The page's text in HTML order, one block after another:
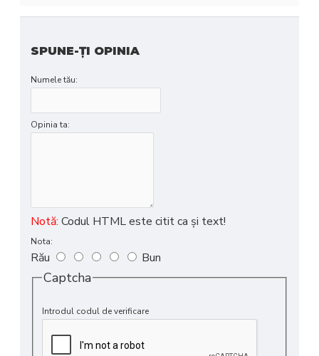
SPUNE-ŢI OPINIA
Numele tău:
Opinia ta:
Notă: Codul HTML este citit ca şi text!
Nota:
Rău Bun
Captcha
Introdul codul de verificare